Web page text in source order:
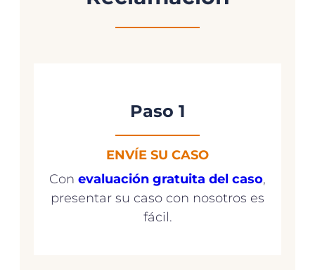
Paso 1
ENVÍE SU CASO
Con evaluación gratuita del caso,
presentar su caso con nosotros es
fácil.